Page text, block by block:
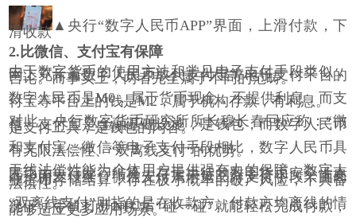
▲央行“数字人民币APP”界面，上滑付款，下
滑收款
2. 比微信、支付宝有保障
由于数字货币的使用方法和常见电子支付手段类似，
网上充斥着数字人民币取代支付宝等电子支付平台的
言论。而事实上，两者完全属于不同的范畴。
数字人民币是M0，属于货币现金，不提供利息，而支
付宝等平台上的钱是M2，属于机构存款，有利息。
对此，央行数字货币研究所所长穆长春回应称：“微
信、支付宝是金融基础设施，是钱包，而数字人民币
是支付工具，是钱包的内容。”
和支付宝、微信等电子支付手段相比，数字人民币具
有无限法偿性、“双离线支付“的优势。
无线法偿性能为个体用户提供强有力的保障，数字人
民币由央行发行结算，存于央行的数字货币安全性更
高，而支付宝、微信支付属于第三方支付手段，由商
业货币存储结算，存在极小概率的破产风险，不具备
法偿性。
“双离线支付”则指的是在收款方、付款方均离线的情
况下，手机打开NFC后“碰一碰”就能轻松完成付款，
能够适应更多应用场景。